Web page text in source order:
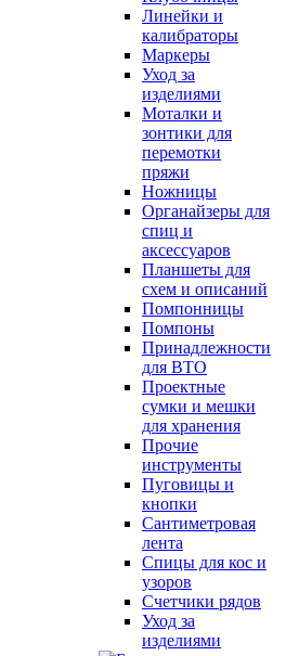
Линейки и
калибраторы
Маркеры
Уход за
изделиями
Моталки и
зонтики для
перемотки
пряжи
Ножницы
Органайзеры для
спиц и
аксессуаров
Планшеты для
схем и описаний
Помпонницы
Помпоны
Принадлежности
для ВТО
Проектные
сумки и мешки
для хранения
Прочие
инструменты
Пуговицы и
кнопки
Сантиметровая
лента
Спицы для кос и
узоров
Счетчики рядов
Уход за
изделиями